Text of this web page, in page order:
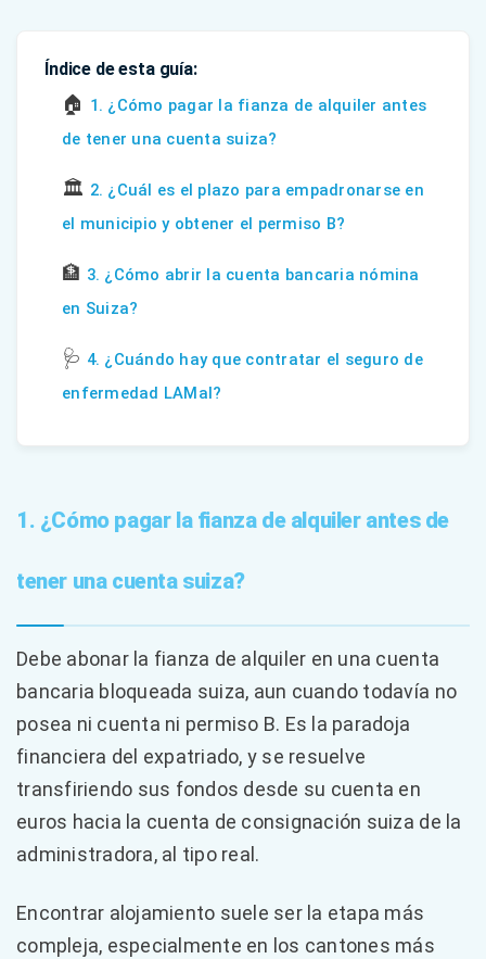
Índice de esta guía:
🏠 1. ¿Cómo pagar la fianza de alquiler antes
de tener una cuenta suiza?
🏛️ 2. ¿Cuál es el plazo para empadronarse en
el municipio y obtener el permiso B?
🏦 3. ¿Cómo abrir la cuenta bancaria nómina
en Suiza?
🩺 4. ¿Cuándo hay que contratar el seguro de
enfermedad LAMal?
1. ¿Cómo pagar la fianza de alquiler antes de
tener una cuenta suiza?
Debe abonar la fianza de alquiler en una cuenta
bancaria bloqueada suiza, aun cuando todavía no
posea ni cuenta ni permiso B. Es la paradoja
financiera del expatriado, y se resuelve
transfiriendo sus fondos desde su cuenta en
euros hacia la cuenta de consignación suiza de la
administradora, al tipo real.
Encontrar alojamiento suele ser la etapa más
compleja, especialmente en los cantones más